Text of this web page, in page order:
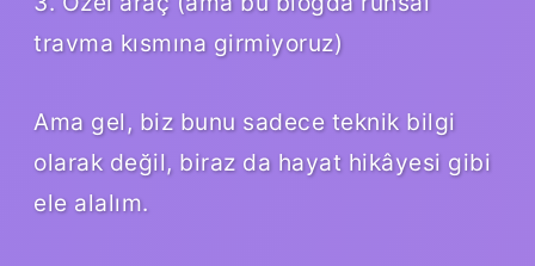
travma kısmına girmiyoruz)
Ama gel, biz bunu sadece teknik bilgi
olarak değil, biraz da hayat hikâyesi gibi
ele alalım.